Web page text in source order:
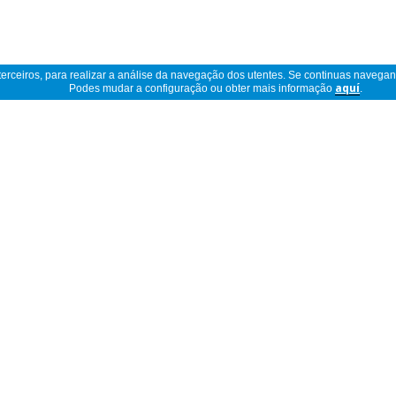
para realizar a análise da navegação dos utentes. Se continuas
Podes mudar a configuração ou obter mais informação aquí.